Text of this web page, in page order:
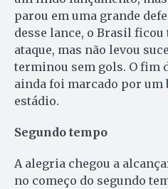
parou em uma grande
desse lance, o Brasil
ataque, mas não levou
terminou sem gols. O fim
ainda foi marcado por um
estádio.
Segundo tempo
A alegria chegou a
no começo do segundo